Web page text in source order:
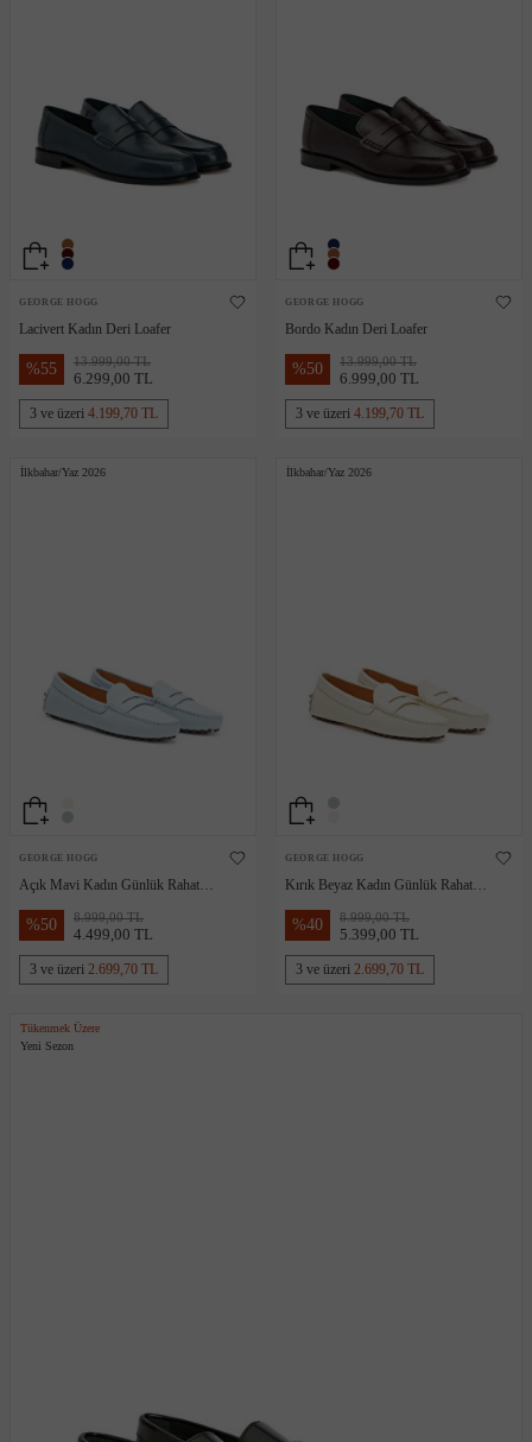
GEORGE HOGG
Lacivert Kadın Deri Loafer
%55 13.999,00 TL
6.299,00 TL
3 ve üzeri 4.199,70 TL
GEORGE HOGG
Bordo Kadın Deri Loafer
%50 13.999,00 TL
6.999,00 TL
3 ve üzeri 4.199,70 TL
İlkbahar/Yaz 2026
GEORGE HOGG
Açık Mavi Kadın Günlük Rahat
%50 8.999,00 TL
4.499,00 TL
3 ve üzeri 2.699,70 TL
İlkbahar/Yaz 2026
GEORGE HOGG
Kırık Beyaz Kadın Günlük Rahat
%40 8.999,00 TL
5.399,00 TL
3 ve üzeri 2.699,70 TL
Tükenmek Üzere
Yeni Sezon